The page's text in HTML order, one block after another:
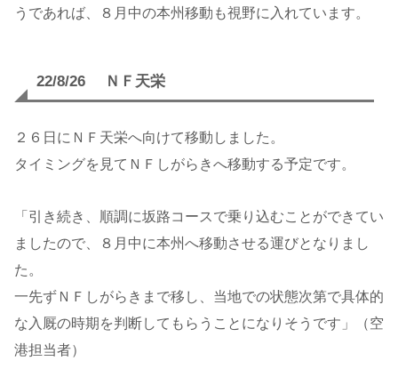
うであれば、８月中の本州移動も視野に入れています。
22/8/26 ＮＦ天栄
２６日にＮＦ天栄へ向けて移動しました。
タイミングを見てＮＦしがらきへ移動する予定です。
「引き続き、順調に坂路コースで乗り込むことができてい
ましたので、８月中に本州へ移動させる運びとなりまし
た。
一先ずＮＦしがらきまで移し、当地での状態次第で具体的
な入厩の時期を判断してもらうことになりそうです」（空
港担当者）